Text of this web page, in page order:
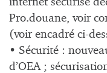
Pro.douane, voir
(voir encadré ci-
• Sécurité :
d’OEA ;